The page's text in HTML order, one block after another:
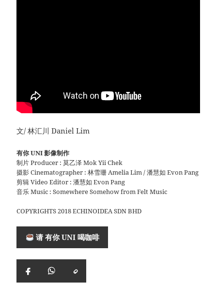
文/ 林汇川 Daniel Lim
有你 UNI 影像制作
制片 Producer : 莫乙泽 Mok Yii Chek
摄影 Cinematographer : 林雪珊 Amelia Lim / 潘慧如 Evon Pang
剪辑 Video Editor : 潘慧如 Evon Pang
音乐 Music : Somewhere Somehow from Felt Music
COPYRIGHTS 2018 ECHINOIDEA SDN BHD
请 有你 UNI 喝咖啡
FacebookWhatsApp
复
制